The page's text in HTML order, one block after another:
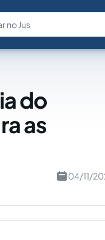
Fale com a IA
do
as
04/11/